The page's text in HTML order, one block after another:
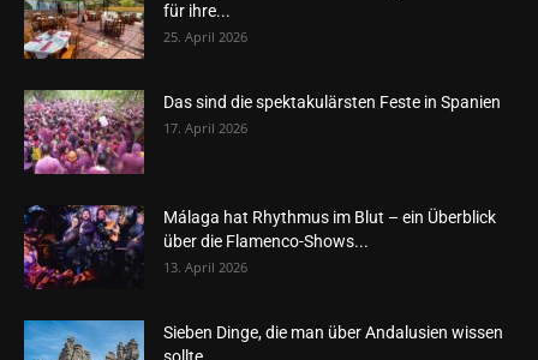
für ihre...
25. April 2026
Das sind die spektakulärsten Feste in Spanien
17. April 2026
Málaga hat Rhythmus im Blut – ein Überblick
über die Flamenco-Shows...
13. April 2026
Sieben Dinge, die man über Andalusien wissen